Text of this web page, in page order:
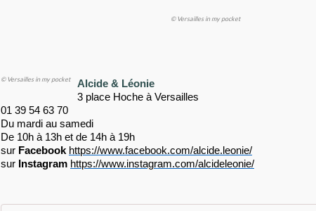
© Versailles in my pocket
© Versailles in my pocket
Alcide & Léonie
3 place Hoche à Versailles
01 39 54 63 70
Du mardi au samedi
De 10h à 13h et de 14h à 19h
sur Facebook https://www.facebook.com/alcide.leonie/
sur Instagram https://www.instagram.com/alcideleonie/